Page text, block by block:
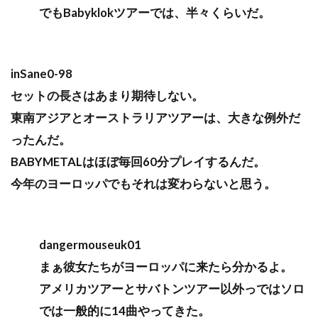
でもBabyklokツアーでは、半々くらいだ。
inSane0-98
セットの長さはあまり期待しない。
東南アジアとオーストラリアツアーは、大きな例外だ
ったんだ。
BABYMETALはほぼ毎回60分プレイするんだ。
今年のヨーロッパでもそれは変わらないと思う。
dangermouseuk01
まぁ彼女たちがヨーロッパに来たら分かるよ。
アメリカツアーとサバトンツアー以外っではソロ
では一般的に14曲やってきた。